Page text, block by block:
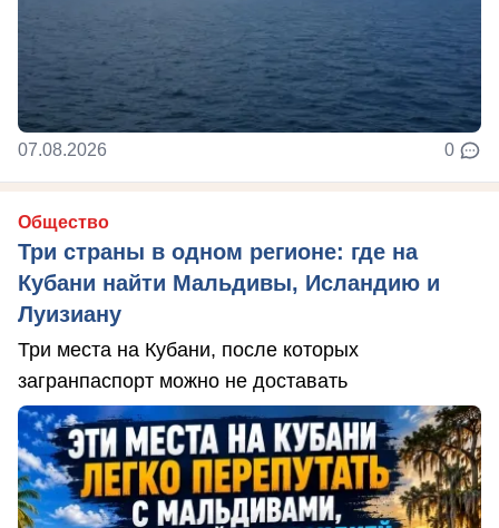
07.08.2026 0
Общество
Три страны в одном регионе: где на
Кубани найти Мальдивы, Исландию и
Луизиану
Три места на Кубани, после которых
загранпаспорт можно не доставать